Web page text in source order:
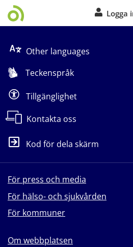
Logga
Other languages
Teckenspråk
Tillgänglighet
Kontakta oss
Kod för dela skärm
För press och media
För hälso- och sjukvården
För kommuner
Om webbplatsen